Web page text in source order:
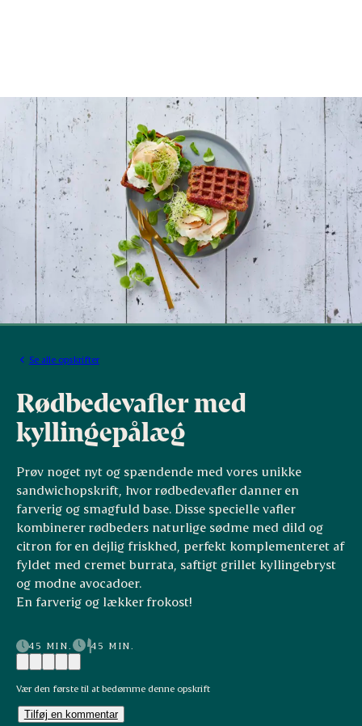
Se alle opskrifter
Rødbedevafler med
kyllingepålæg
Prøv noget nyt og spændende med vores unikke
sandwichopskrift, hvor rødbedevafler danner en
farverig og smagfuld base. Disse specielle vafler
kombinerer rødbeders naturlige sødme med dild og
citron for en dejlig friskhed, perfekt komplementeret af
fyldet med cremet burrata, saftigt grillet kyllingebryst
og modne avocadoer.
En farverig og lækker frokost!
45 MIN. 45 MIN.
Vær den første til at bedømme denne opskrift
Tilføj en kommentar